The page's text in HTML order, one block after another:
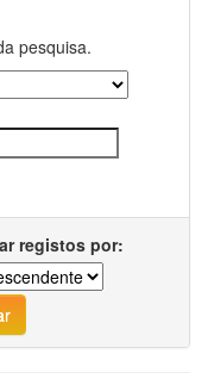
pesquisa.
registos por: